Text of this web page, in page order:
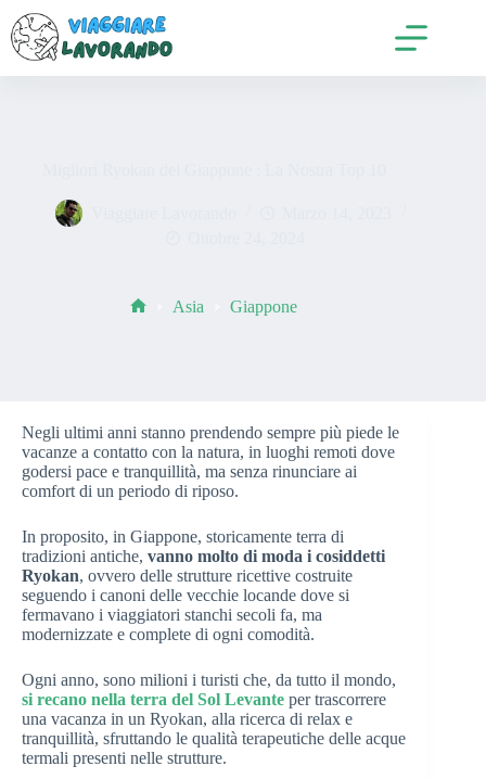
contenuto
Asia Giappone
Negli ultimi anni stanno prendendo sempre più piede le
vacanze a contatto con la natura, in luoghi remoti dove
godersi pace e tranquillità, ma senza rinunciare ai
comfort di un periodo di riposo.
In proposito, in Giappone, storicamente terra di
tradizioni antiche, vanno molto di moda i cosiddetti
Ryokan, ovvero delle strutture ricettive costruite
seguendo i canoni delle vecchie locande dove si
fermavano i viaggiatori stanchi secoli fa, ma
modernizzate e complete di ogni comodità.
Ogni anno, sono milioni i turisti che, da tutto il mondo,
si recano nella terra del Sol Levante per trascorrere
una vacanza in un Ryokan, alla ricerca di relax e
tranquillità, sfruttando le qualità terapeutiche delle acque
termali presenti nelle strutture.